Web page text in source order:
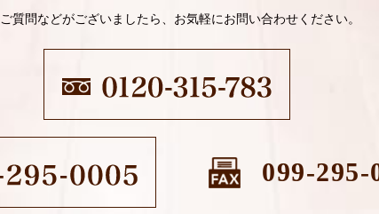
ご質問などがございましたら、お気軽にお問い合わせください。
099-295-